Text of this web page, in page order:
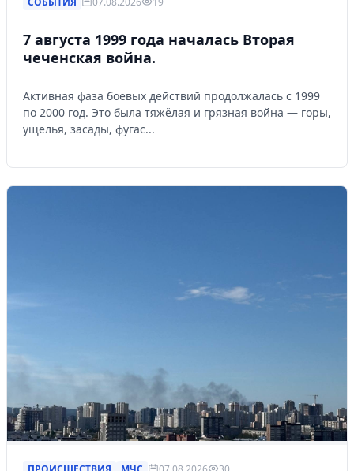
7 августа 1999 года началась Вторая
чеченская война.
Активная фаза боевых действий продолжалась с 1999
по 2000 год. Это была тяжёлая и грязная война — горы,
ущелья, засады, фугас...